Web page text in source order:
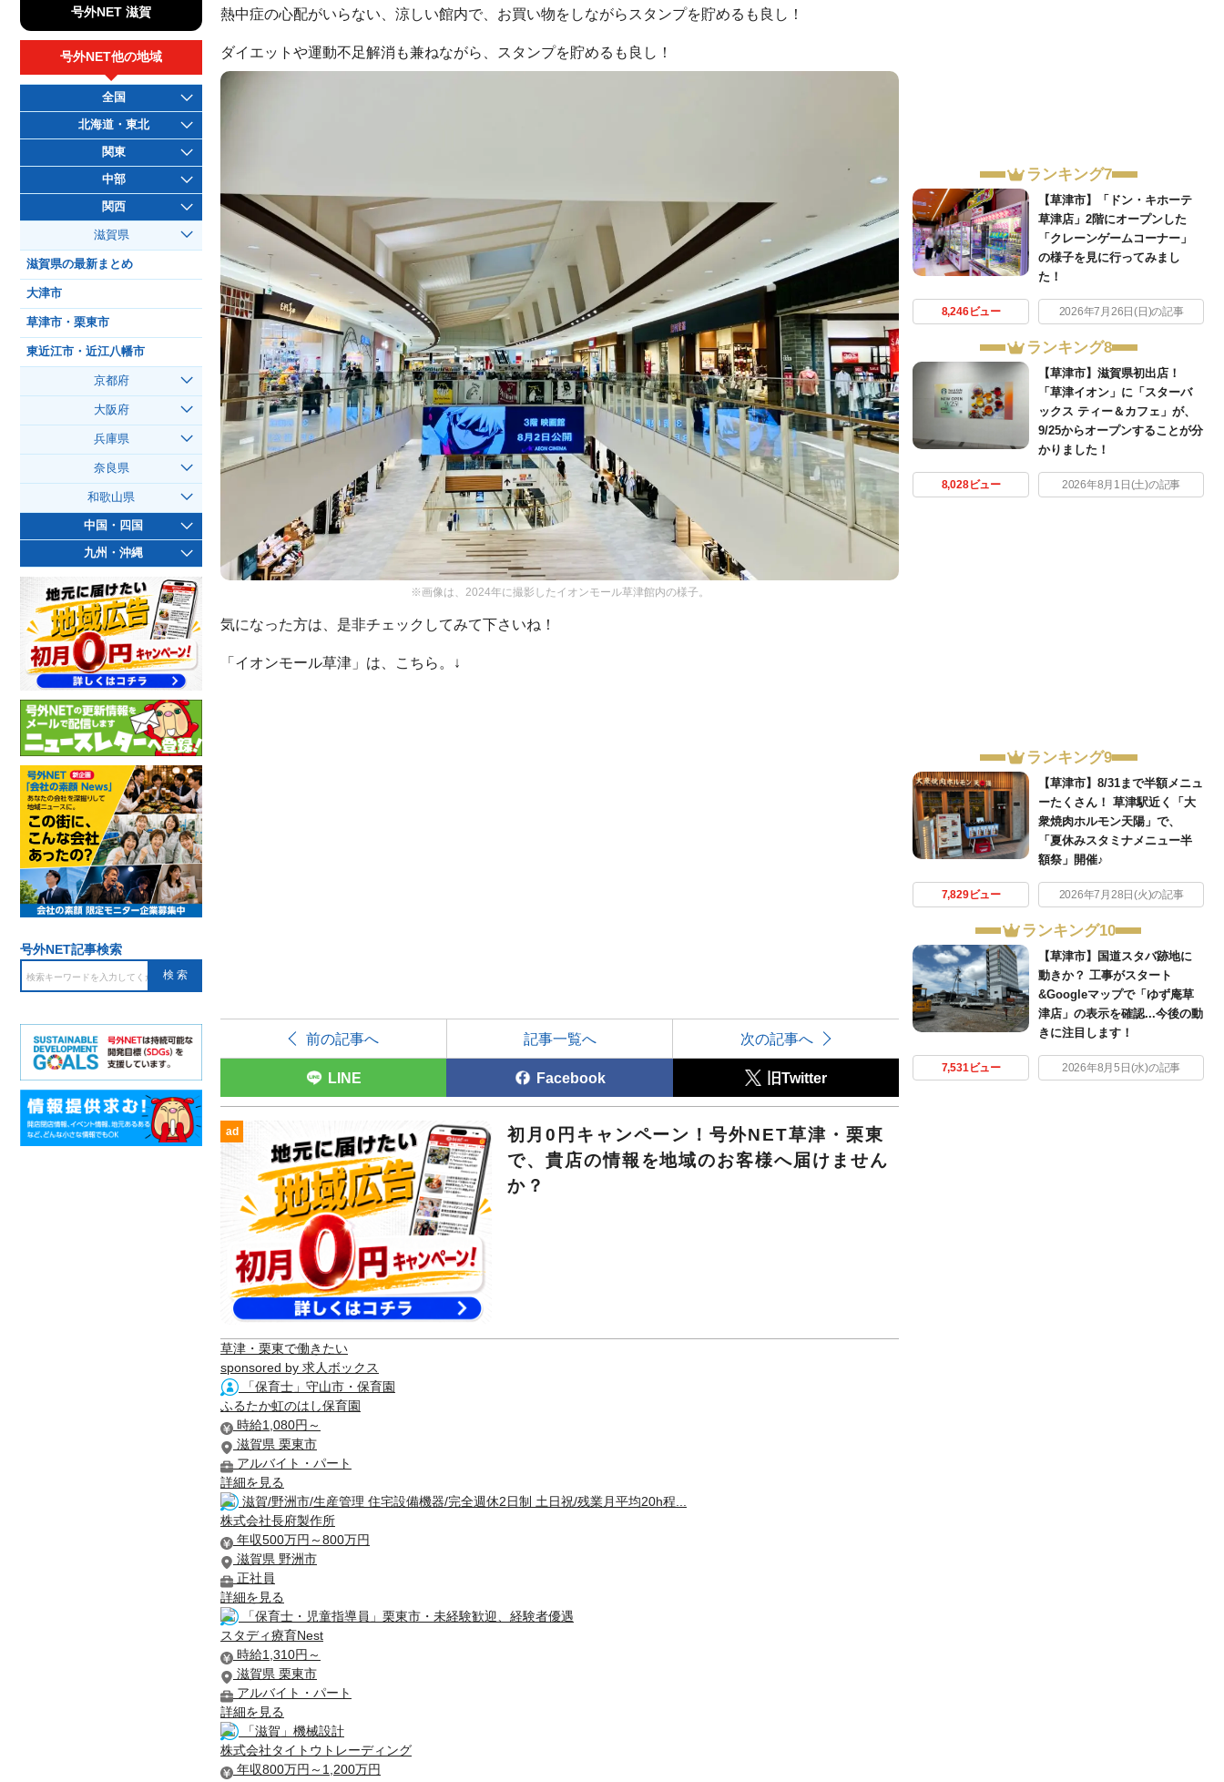
熱中症の心配がいらない、涼しい館内で、お買い物をしながらスタンプを貯めるも良し！
ダイエットや運動不足解消も兼ねながら、スタンプを貯めるも良し！
※画像は、2024年に撮影したイオンモール草津館内の様子。
気になった方は、是非チェックしてみて下さいね！
「イオンモール草津」は、こちら。↓
前の記事へ 記事一覧へ 次の記事へ
LINE Facebook 旧Twitter
ad
初月0円キャンペーン！号外NET草津・栗東
で、貴店の情報を地域のお客様へ届けません
か？
草津・栗東で働きたい
sponsored by 求人ボックス
「保育士」守山市・保育園
ふるたか虹のはし保育園
時給1,080円～
滋賀県 栗東市
アルバイト・パート
詳細を見る
滋賀/野洲市/生産管理 住宅設備機器/完全週休2日制 土日祝/残業月平均20h程...
株式会社長府製作所
年収500万円～800万円
滋賀県 野洲市
正社員
詳細を見る
「保育士・児童指導員」栗東市・未経験歓迎、経験者優遇
スタディ療育Nest
時給1,310円～
滋賀県 栗東市
アルバイト・パート
詳細を見る
「滋賀」機械設計
株式会社タイトウトレーディング
年収800万円～1,200万円
ランキング7
【草津市】「ドン・キホーテ
草津店」2階にオープンした
「クレーンゲームコーナー」
の様子を見に行ってみまし
た！
8,246ビュー 2026年7月26日(日)の記事
ランキング8
【草津市】滋賀県初出店！
「草津イオン」に「スターバ
ックス ティー＆カフェ」が、
9/25からオープンすることが分
かりました！
8,028ビュー 2026年8月1日(土)の記事
ランキング9
【草津市】8/31まで半額メニュ
ーたくさん！ 草津駅近く「大
衆焼肉ホルモン天陽」で、
「夏休みスタミナメニュー半
額祭」開催♪
7,829ビュー 2026年7月28日(火)の記事
ランキング10
【草津市】国道スタバ跡地に
動きか？ 工事がスタート
&Googleマップで「ゆず庵草
津店」の表示を確認...今後の動
きに注目します！
7,531ビュー 2026年8月5日(水)の記事
号外NET 滋賀
号外NET他の地域
全国
北海道・東北
関東
中部
関西
滋賀県
滋賀県の最新まとめ
大津市
草津市・栗東市
東近江市・近江八幡市
京都府
大阪府
兵庫県
奈良県
和歌山県
中国・四国
九州・沖縄
号外NET記事検索